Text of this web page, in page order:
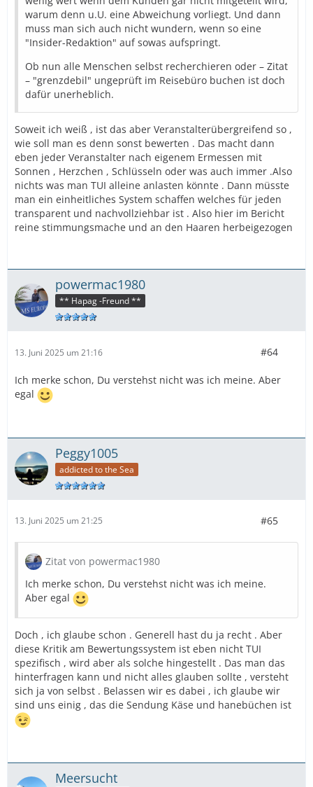
warum denn u.U. eine Abweichung vorliegt. Und dann
muss man sich auch nicht wundern, wenn so eine
"Insider-Redaktion" auf sowas aufspringt.
Ob nun alle Menschen selbst recherchieren oder – Zitat
– "grenzdebil" ungeprüft im Reisebüro buchen ist doch
dafür unerheblich.
Soweit ich weiß , ist das aber Veranstalterübergreifend so ,
wie soll man es denn sonst bewerten . Das macht dann
eben jeder Veranstalter nach eigenem Ermessen mit
Sonnen , Herzchen , Schlüsseln oder was auch immer .Also
nichts was man TUI alleine anlasten könnte . Dann müsste
man ein einheitliches System schaffen welches für jeden
transparent und nachvollziehbar ist . Also hier im Bericht
reine stimmungsmache und an den Haaren herbeigezogen
powermac1980
** Hapag -Freund **
13. Juni 2025 um 21:16 #64
Ich merke schon, Du verstehst nicht was ich meine. Aber
egal
Peggy1005
addicted to the Sea
13. Juni 2025 um 21:25 #65
Zitat von powermac1980
Ich merke schon, Du verstehst nicht was ich meine.
Aber egal
Doch , ich glaube schon . Generell hast du ja recht . Aber
diese Kritik am Bewertungssystem ist eben nicht TUI
spezifisch , wird aber als solche hingestellt . Das man das
hinterfragen kann und nicht alles glauben sollte , versteht
sich ja von selbst . Belassen wir es dabei , ich glaube wir
sind uns einig , das die Sendung Käse und hanebüchen ist
Meersucht